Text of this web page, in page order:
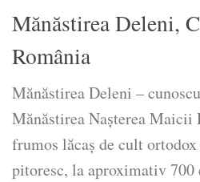
Mănăstirea Deleni,
România
Mănăstirea Deleni –
Mănăstirea Nașterea Maicii
frumos lăcaș de cult
pitoresc, la aproximativ